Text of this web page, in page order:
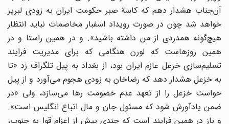
آن‌جناب هشدار دهم که کاسة صبر حکومت ایران به زودی لبریز
خواهد شد چون در صورت رویداد اسفبار مخاصمات نباید انتظار
هیچ‌گونه همدردی از من داشته باشید». و در همین راستا و در
همین روزهاست که لورن هنگامی که برای مدیریت فرایند
تسلیم‌سازی خزعل عازم ایران بود، از بغداد به پیل تلگراف زد «تا
به خزعل هشدار دهد که رضاخان به زودی هجوم می‌آورد و از پیل
خواست خزعل را از تعهد عدم خصومت رها می‌سازد، ولی «در
ضمن یادآورش شود که مسئول جان و مال اتباع انگلیس است».
و باز در همین فرایند است که چندی پیش از اعزام قوا به جنوب،